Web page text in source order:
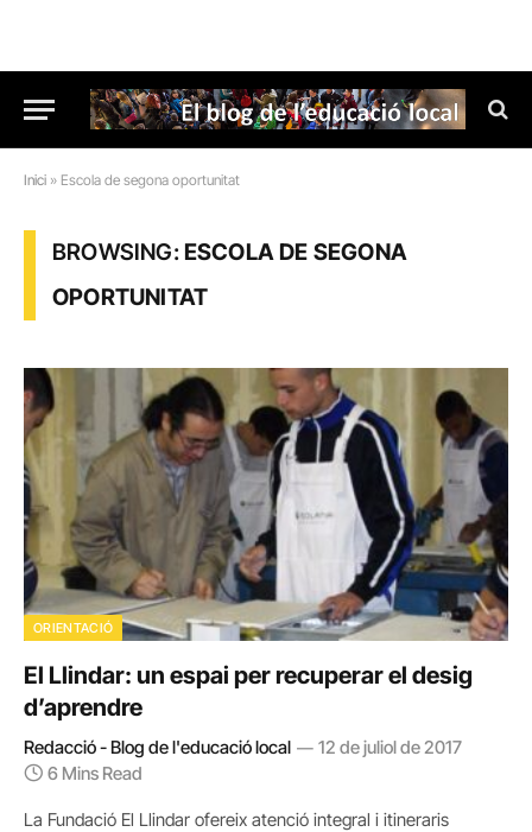
Inici » Escola de segona oportunitat
BROWSING:ESCOLA DE SEGONA
OPORTUNITAT
ORIENTACIÓ
El Llindar: un espai per recuperar el desig
d’aprendre
Redacció - Blog de l'educació local
12 de juliol de 2017
6 Mins Read
La Fundació El Llindar ofereix atenció integral i itineraris